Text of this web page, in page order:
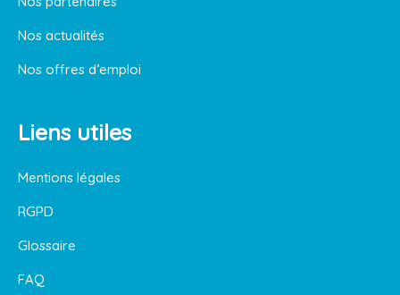
Nos actualités
Nos offres d’emploi
Liens utiles
Mentions légales
RGPD
Glossaire
FAQ